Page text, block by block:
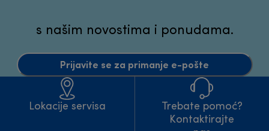
s našim novostima i ponudama.
Prijavite se za primanje e-pošte
Lokacije servisa
Trebate pomoć?
Kontaktirajte